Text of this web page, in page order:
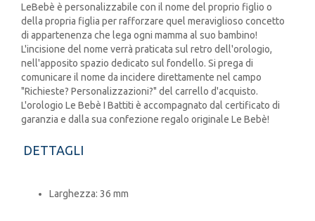
LeBebè è personalizzabile con il nome del proprio figlio o
della propria figlia per rafforzare quel meraviglioso concetto
di appartenenza che lega ogni mamma al suo bambino!
L'incisione del nome verrà praticata sul retro dell'orologio,
nell'apposito spazio dedicato sul fondello. Si prega di
comunicare il nome da incidere direttamente nel campo
"Richieste? Personalizzazioni?" del carrello d'acquisto.
L'orologio Le Bebè I Battiti è accompagnato dal certificato di
garanzia e dalla sua confezione regalo originale Le Bebè!
DETTAGLI
Larghezza: 36 mm